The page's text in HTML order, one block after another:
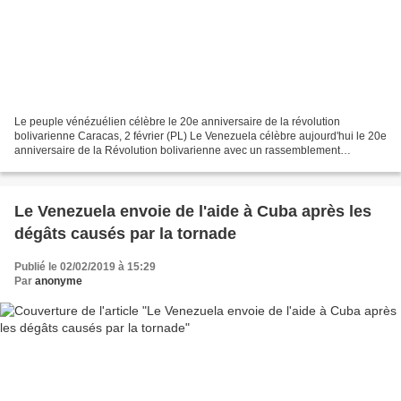
Le peuple vénézuélien célèbre le 20e anniversaire de la révolution
bolivarienne Caracas, 2 février (PL) Le Venezuela célèbre aujourd'hui le 20e
anniversaire de la Révolution bolivarienne avec un rassemblement
Le Venezuela envoie de l'aide à Cuba après les
dégâts causés par la tornade
Publié le 02/02/2019 à 15:29
Par anonyme